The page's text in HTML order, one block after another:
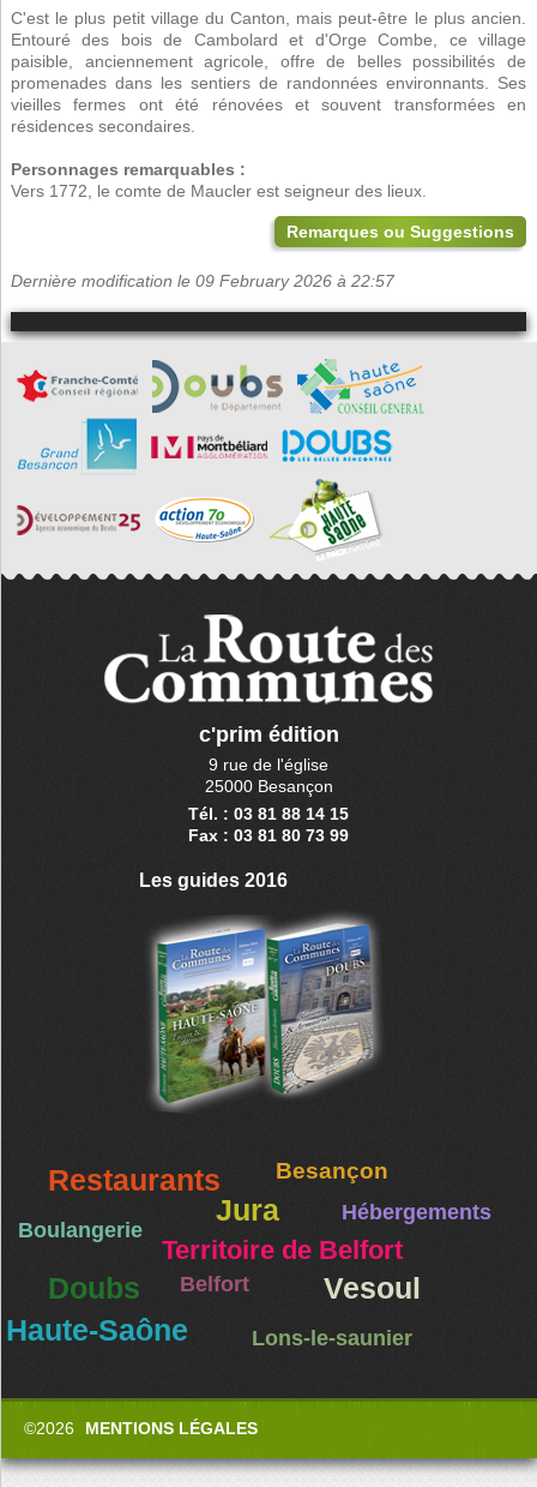
C'est le plus petit village du Canton, mais peut-être le plus ancien.
Entouré des bois de Cambolard et d'Orge Combe, ce village
paisible, anciennement agricole, offre de belles possibilités de
promenades dans les sentiers de randonnées environnants. Ses
vieilles fermes ont été rénovées et souvent transformées en
résidences secondaires.
Personnages remarquables :
Vers 1772, le comte de Maucler est seigneur des lieux.
Remarques ou Suggestions
Dernière modification le 09 February 2026 à 22:57
c'prim édition
9 rue de l'église
25000 Besançon
Tél. : 03 81 88 14 15
Fax : 03 81 80 73 99
Les guides 2016
Restaurants Besançon
Jura Hébergements
Boulangerie
Territoire de Belfort
Doubs Belfort
Vesoul
Haute-Saône
Lons-le-saunier
©2026 MENTIONS LÉGALES